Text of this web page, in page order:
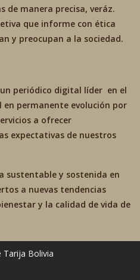
de manera precisa, veráz.
que informe con ética
y preocupan a la sociedad.
periódico digital líder en el
permanente evolución por
a ofrecer
expectativas de nuestros
sustentable y sostenida en
a nuevas tendencias
y la calidad de vida de
Tarija Bolivia